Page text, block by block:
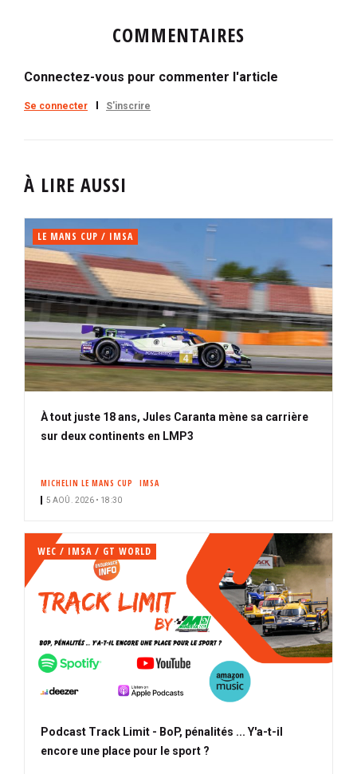
COMMENTAIRES
Connectez-vous pour commenter l'article
Se connecter S'inscrire
À LIRE AUSSI
LE MANS CUP / IMSA
À tout juste 18 ans, Jules Caranta mène sa carrière
sur deux continents en LMP3
MICHELIN LE MANS CUP IMSA
5 AOÛ. 2026 • 18:30
WEC / IMSA / GT WORLD
Podcast Track Limit - BoP, pénalités ... Y'a-t-il
encore une place pour le sport ?